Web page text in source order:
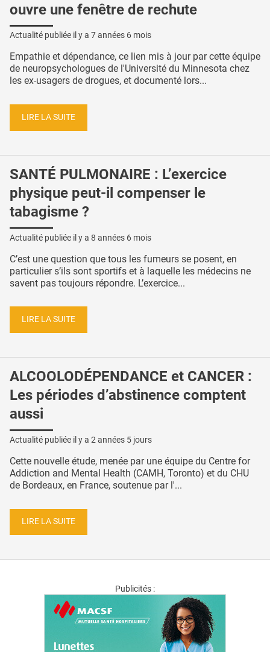
ouvre une fenêtre de rechute
Actualité publiée il y a 7 années 6 mois
Empathie et dépendance, ce lien mis à jour par cette équipe
de neuropsychologues de l'Université du Minnesota chez
les ex-usagers de drogues, et documenté lors...
LIRE LA SUITE
SANTÉ PULMONAIRE : L’exercice
physique peut-il compenser le
tabagisme ?
Actualité publiée il y a 8 années 6 mois
C’est une question que tous les fumeurs se posent, en
particulier s’ils sont sportifs et à laquelle les médecins ne
savent pas toujours répondre. L’exercice...
LIRE LA SUITE
ALCOOLODÉPENDANCE et CANCER :
Les périodes d’abstinence comptent
aussi
Actualité publiée il y a 2 années 5 jours
Cette nouvelle étude, menée par une équipe du Centre for
Addiction and Mental Health (CAMH, Toronto) et du CHU
de Bordeaux, en France, soutenue par l'...
LIRE LA SUITE
Publicités :